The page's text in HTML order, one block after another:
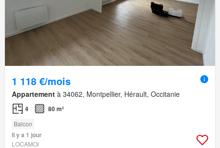
1 118 €/mois
Appartement à 34062, Montpellier, Hérault, Occitanie
4 80 m²
Balcon
Il y a 1 jour
LOCAMOI